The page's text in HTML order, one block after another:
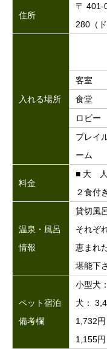
住所
〒 401-
280（
入れる場所
客室
食堂
ロビー
プレイ
ーム
料金
■ 大 人
２食付
温泉・風呂
情報
貸切風
それぞ
恵まれ
堪能下
ペット宿泊
備考欄
小型犬
犬：
1,732
1,155円